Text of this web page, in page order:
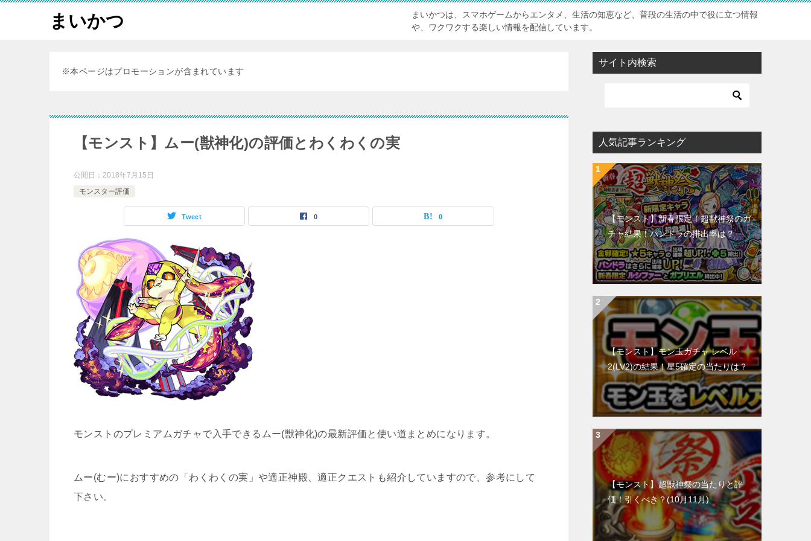
まいかつ
まいかつは、スマホゲームからエンタメ、生活の知恵など、普段の生活の中で役に立つ情報
や、ワクワクする楽しい情報を配信しています。
※本ページはプロモーションが含まれています
【モンスト】ムー(獣神化)の評価とわくわくの実
公開日： 2018年7月15日
モンスター評価
Tweet 0 0
モンストのプレミアムガチャで入手できるムー(獣神化)の最新評価と使い道まとめになります。
ムー(むー)におすすめの「わくわくの実」や適正神殿、適正クエストも紹介していますので、参考にして
下さい。
サイト内検索
人気記事ランキング
【モンスト】新春限定！超獣神祭のガ
チャ結果！パンドラの排出率は？
【モンスト】モン玉ガチャ レベル
2(LV2)の結果！星5確定の当たりは？
【モンスト】超獣神祭の当たりと評
価！引くべき？(10月11月)